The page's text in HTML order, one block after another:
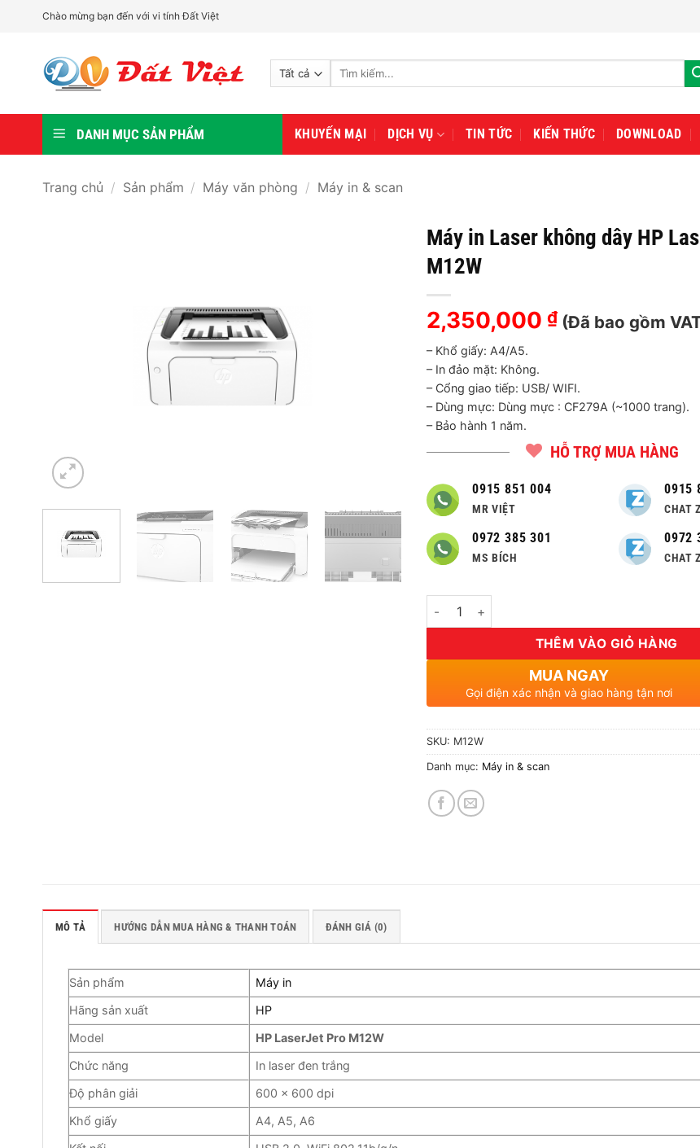
Chào mừng bạn đến với vi tính Đất Việt
Tìm
DANH MỤC SẢN PHẨM KHUYẾN MẠI DỊCH VỤ TIN TỨC KIẾN THỨC DOWNLOAD
Trang chủ / Sản phẩm / Máy văn phòng / Máy in & scan
Máy in Laser không dây HP
M12W
2,350,000 ₫ (Đã bao gồm
– Khổ giấy: A4/A5.
– In đảo mặt: Không.
– Cổng giao tiếp: USB/ WIFI.
– Dùng mực: Dùng mực : CF279A (~1000 trang).
– Bảo hành 1 năm.
HỖ TRỢ MUA HÀNG
0915 851 004
MR VIỆT
0972 385 301
MS BÍCH
0915
CHAT
0972
CHAT
Số lượng
THÊM VÀO GIỎ HÀNG
MUA NGAY
Gọi điện xác nhận và giao hàng tận nơi
SKU: M12W
Danh mục: Máy in & scan
MÔ TẢ HƯỚNG DẪN MUA HÀNG & THANH TOÁN ĐÁNH GIÁ (0)
Sản phẩm
Máy in
Hãng sản xuất
HP
Model
HP LaserJet Pro M12W
Chức năng
In laser đen trắng
Độ phân giải
600 x 600 dpi
Khổ giấy
A4, A5, A6